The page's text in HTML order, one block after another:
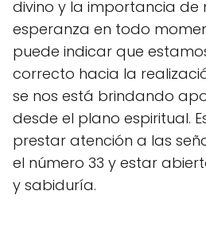
divino y la importancia de
esperanza en todo
puede indicar que
correcto hacia la
se nos está brindando
desde el plano espiritual.
prestar atención a las
el número 33 y estar
y sabiduría.